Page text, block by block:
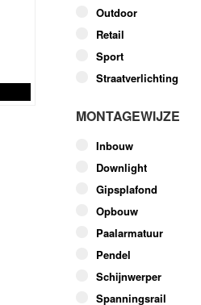
Outdoor
Retail
Sport
Straatverlichting
MONTAGEWIJZE
Inbouw
Downlight
Gipsplafond
Opbouw
Paalarmatuur
Pendel
Schijnwerper
Spanningsrail